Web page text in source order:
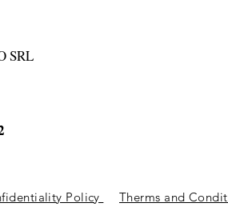
SRL
Policy Therms and